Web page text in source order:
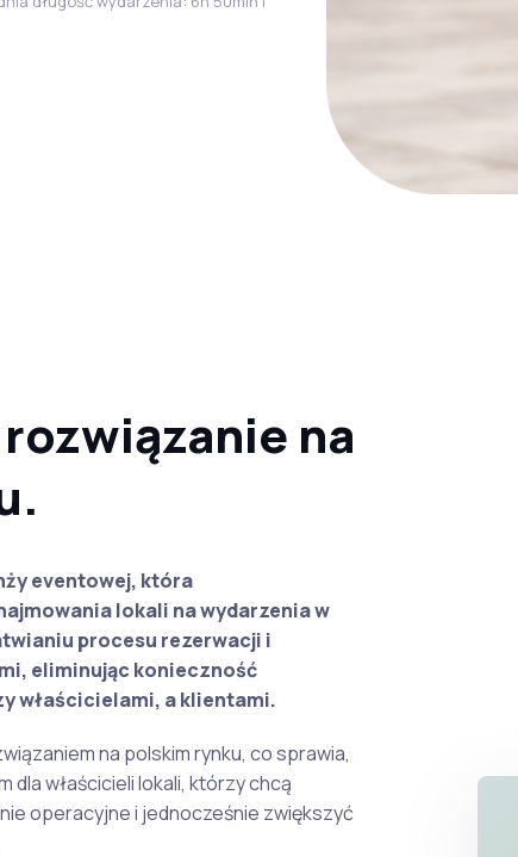
na
eventowej, która
lokali na wydarzenia w
procesu rezerwacji i
eliminując konieczność
właścicielami, a klientami.
na polskim rynku, co sprawia,
dla właścicieli lokali, którzy chcą
operacyjne i jednocześnie zwiększyć